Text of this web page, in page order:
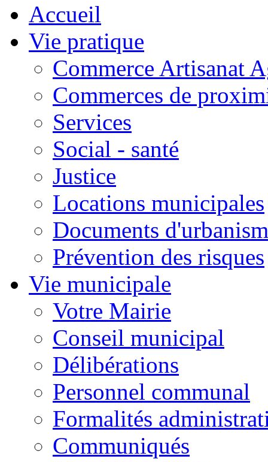
Accueil
Vie pratique
Commerce Artisanat
Commerces de
Services
Social - santé
Justice
Locations municipales
Documents
Prévention des risques
Vie municipale
Votre Mairie
Conseil municipal
Délibérations
Personnel communal
Formalités
Communiqués